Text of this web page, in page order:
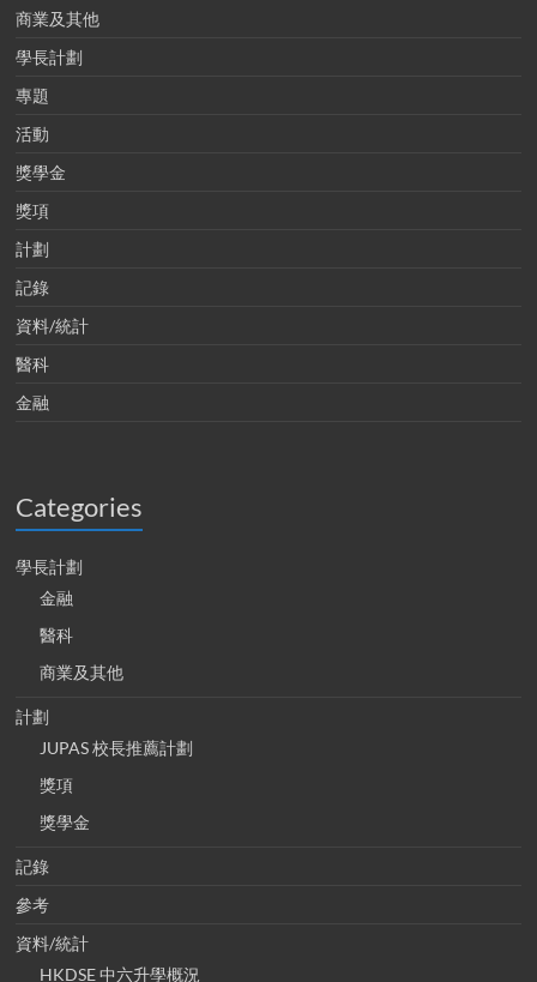
商業及其他
學長計劃
專題
活動
獎學金
獎項
計劃
記錄
資料/統計
醫科
金融
Categories
學長計劃
金融
醫科
商業及其他
計劃
JUPAS 校長推薦計劃
獎項
獎學金
記錄
參考
資料/統計
HKDSE 中六升學概況